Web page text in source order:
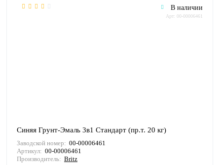
В наличии
Арт: 00-00006461
Синяя Грунт-Эмаль 3в1 Стандарт (пр.т. 20 кг)
Заводской номер: 00-00006461
Артикул: 00-00006461
Производитель: Britz